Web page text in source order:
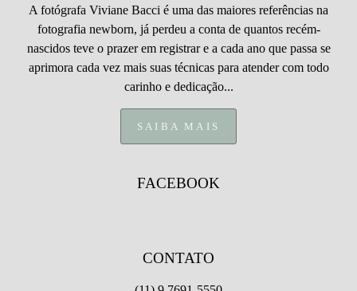
A fotógrafa Viviane Bacci é uma das maiores referências na
fotografia newborn, já perdeu a conta de quantos recém-
nascidos teve o prazer em registrar e a cada ano que passa se
aprimora cada vez mais suas técnicas para atender com todo
carinho e dedicação...
SAIBA MAIS
FACEBOOK
CONTATO